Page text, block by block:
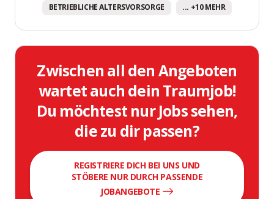
BETRIEBLICHE ALTERSVORSORGE ... +10 MEHR
Zwischen all den Angeboten
wartet auch dein Traumjob!
Du möchtest nur Jobs sehen,
die zu dir passen?
REGISTRIERE DICH BEI UNS UND
STÖBERE NUR DURCH PASSENDE
JOBANGEBOTE